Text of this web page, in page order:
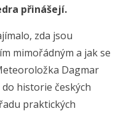
přinášejí.
zda jsou
mimořádným a jak se
Dagmar
historie českých
praktických